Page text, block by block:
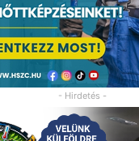
- Hirdetés -